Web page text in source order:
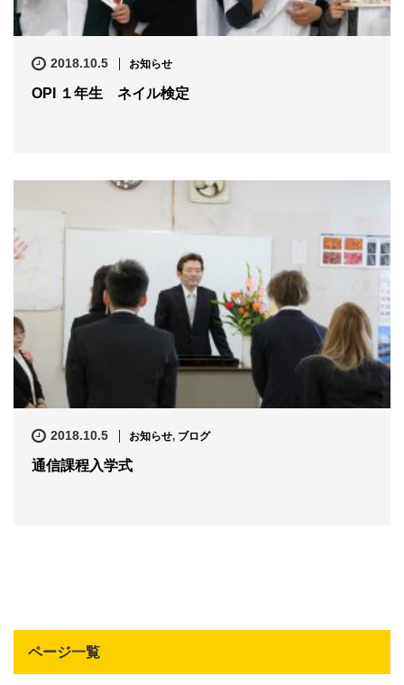
2018.10.5 お知らせ
OPI １年生 ネイル検定
2018.10.5 お知らせ, ブログ
通信課程入学式
ページ一覧